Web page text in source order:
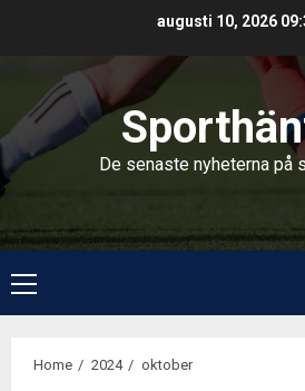
augusti 10, 2026
De senaste nyheterna på
Primary
Menu
Home 2024 oktober